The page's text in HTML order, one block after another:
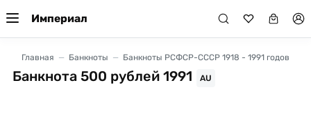
Империал
Главная Банкноты Банкноты РСФСР-СССР 1918 - 1991 годов
Банкнота 500 рублей 1991 AU